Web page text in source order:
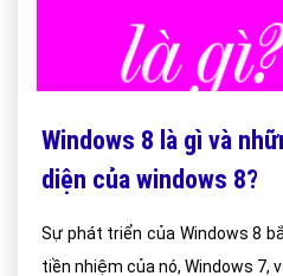
Windows 8 là gì và
diện của windows 8?
Sự phát triển của Windows 8
tiền nhiệm của nó, Windows 7,